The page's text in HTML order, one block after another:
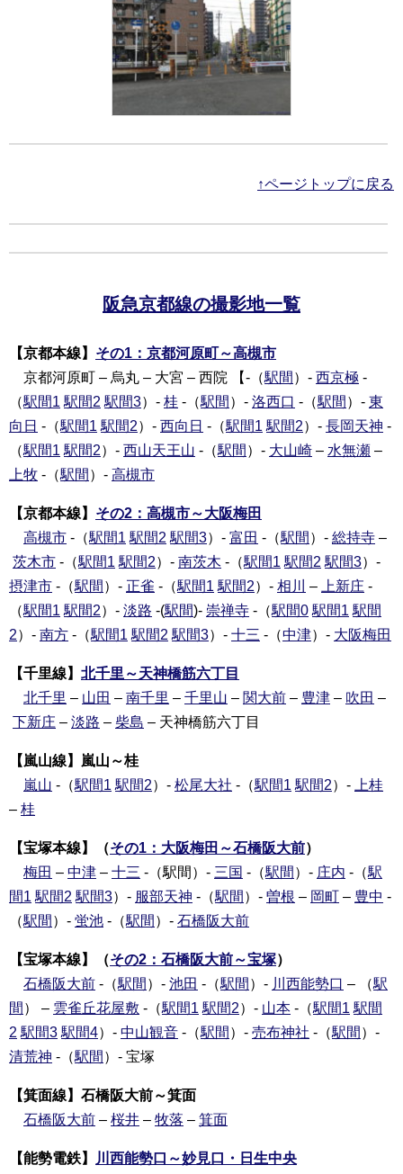
↑ページトップに戻る
阪急京都線の撮影地一覧
【京都本線】 その1：京都河原町～高槻市
京都河原町 – 烏丸 – 大宮 – 西院 【-（駅間 ）- 西京極 -
（駅間1 駅間2 駅間3）- 桂 -（駅間 ）- 洛西口 -（駅間 ）- 東
向日 -（駅間1 駅間2）- 西向日 -（駅間1 駅間2）- 長岡天神 -
（駅間1 駅間2）- 西山天王山 -（駅間 ）- 大山崎 – 水無瀬 –
上牧 -（駅間 ）- 高槻市
【京都本線】 その2：高槻市～大阪梅田
高槻市 -（駅間1 駅間2 駅間3）- 富田 -（駅間 ）- 総持寺 –
茨木市 -（駅間1 駅間2）- 南茨木 -（駅間1 駅間2 駅間3）-
摂津市 -（駅間 ）- 正雀 -（駅間1 駅間2）- 相川 – 上新庄 -
（駅間1 駅間2）- 淡路 -(駅間)- 崇禅寺 -（駅間0 駅間1 駅間
2）- 南方 -（駅間1 駅間2 駅間3）- 十三 -（中津）- 大阪梅田
【千里線】 北千里～天神橋筋六丁目
北千里 – 山田 – 南千里 – 千里山 – 関大前 – 豊津 – 吹田 –
下新庄 – 淡路 – 柴島 – 天神橋筋六丁目
【嵐山線】嵐山～桂
嵐山 -（駅間1 駅間2）- 松尾大社 -（駅間1 駅間2）-
上桂
– 桂
【宝塚本線】（その1：大阪梅田～石橋阪大前）
梅田 – 中津 – 十三 -（駅間）- 三国 -（駅間 ）- 庄内 -（駅
間1 駅間2 駅間3）- 服部天神 -（駅間 ）- 曽根 – 岡町 – 豊中 -
（駅間 ）- 蛍池 -（駅間 ）- 石橋阪大前
【宝塚本線】（その2：石橋阪大前～宝塚）
石橋阪大前 -（駅間 ）- 池田 -（駅間 ）- 川西能勢口 – （駅
間 ） – 雲雀丘花屋敷 -（駅間1 駅間2）- 山本 -（駅間1 駅間
2 駅間3 駅間4）- 中山観音 -（駅間 ）- 売布神社 -（駅間 ）-
清荒神 -（駅間 ）- 宝塚
【箕面線】石橋阪大前～箕面
石橋阪大前 – 桜井 – 牧落 – 箕面
【能勢電鉄】
川西能勢口～妙見口・日生中央